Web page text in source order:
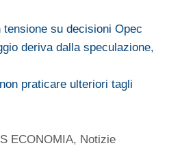
tensione su decisioni Opec
deriva dalla speculazione,
praticare ulteriori tagli
ECONOMIA, Notizie